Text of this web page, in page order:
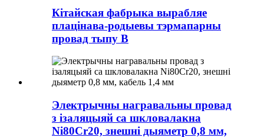
Кітайская фабрыка вырабляе
плацінава-родыевы тэрмапарны
провад тыпу B
Электрычны награвальны провад
з ізаляцыяй са шкловалакна
Ni80Cr20, знешні дыяметр 0,8 мм,